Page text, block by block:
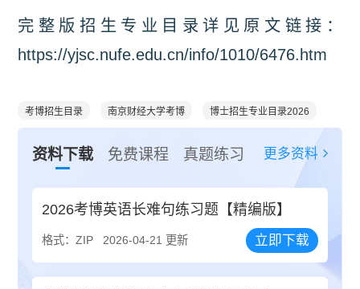
完整版招生专业目录详见原文链接：
https://yjsc.nufe.edu.cn/info/1010/6476.htm
考博招生目录 南京财经大学考博 博士招生专业目录2026
资料下载 免费课程 真题练习 更多资料
2026考博英语长难句练习题【精编版】
格式：ZIP 2026-04-21 更新 立即下载